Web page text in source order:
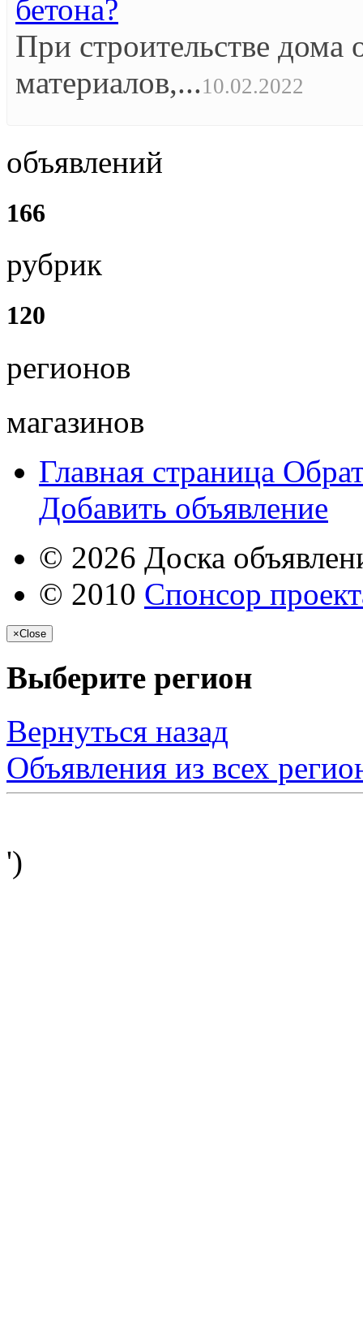
бетона?
При строительстве
материалов,...10.02.2022
объявлений
166
рубрик
120
регионов
магазинов
Главная страница
Добавить объявление
© 2026 Доска
© 2010 Спонсор
×Close
Выберите регион
Вернуться назад
Объявления из всех
')